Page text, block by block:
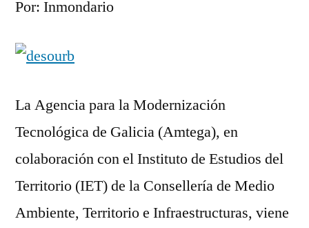
Por: Inmondario
La Agencia para la Modernización
Tecnológica de Galicia (Amtega), en
colaboración con el Instituto de Estudios del
Territorio (IET) de la Consellería de Medio
Ambiente, Territorio e Infraestructuras, viene